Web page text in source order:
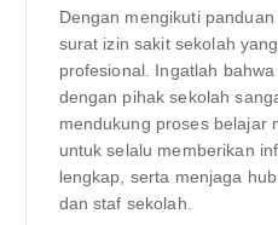
Dengan mengikuti
surat izin sakit sekolah
profesional. Ingatlah
dengan pihak sekolah
mendukung proses belajar
untuk selalu memberikan
lengkap, serta menjaga
dan staf sekolah.